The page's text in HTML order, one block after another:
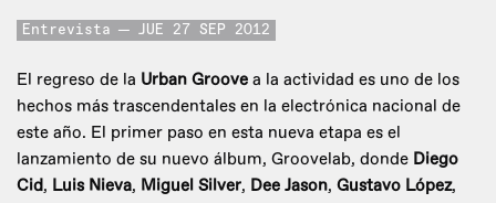
Entrevista JUE 27 SEP 2012
El regreso de la Urban Groove a la actividad es uno de los
hechos más trascendentales en la electrónica nacional de
este año. El primer paso en esta nueva etapa es el
lanzamiento de su nuevo álbum, Groovelab, donde Diego
Cid, Luis Nieva, Miguel Silver, Dee Jason, Gustavo López,